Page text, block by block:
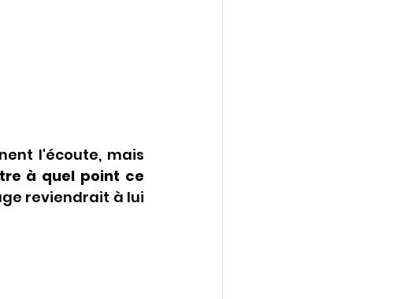
l'écoute, mais
à quel point ce
reviendrait à lui